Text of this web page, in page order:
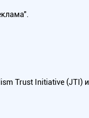
Trust Initiative (JTI) и